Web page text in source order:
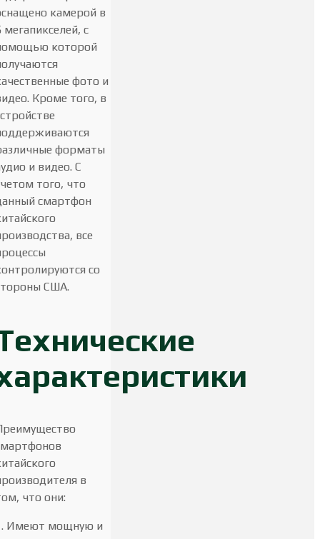
камерой в
мегапикселей, с
которой
фото и
Кроме того, в
форматы
и видео. С
того, что
смартфон
все
со
США.
в
что они:
Имеют мощную и